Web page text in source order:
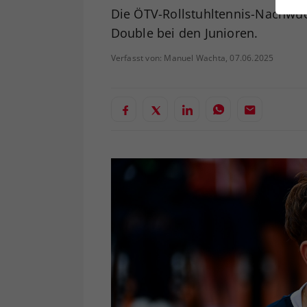
Die ÖTV-Rollstuhltennis-
Double bei den Junioren.
Verfasst von: Manuel Wachta, 07.06.2025